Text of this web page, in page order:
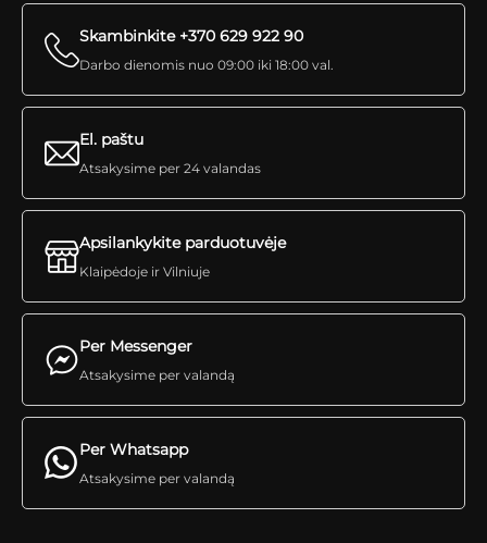
Skambinkite +370 629 922 90
Darbo dienomis nuo 09:00 iki 18:00 val.
Per Messenger
Atsakysime per valandą
El. paštu
Atsakysime per 24 valandas
Apsilankykite parduotuvėje
Klaipėdoje ir Vilniuje
Per Whatsapp
Atsakysime per valandą